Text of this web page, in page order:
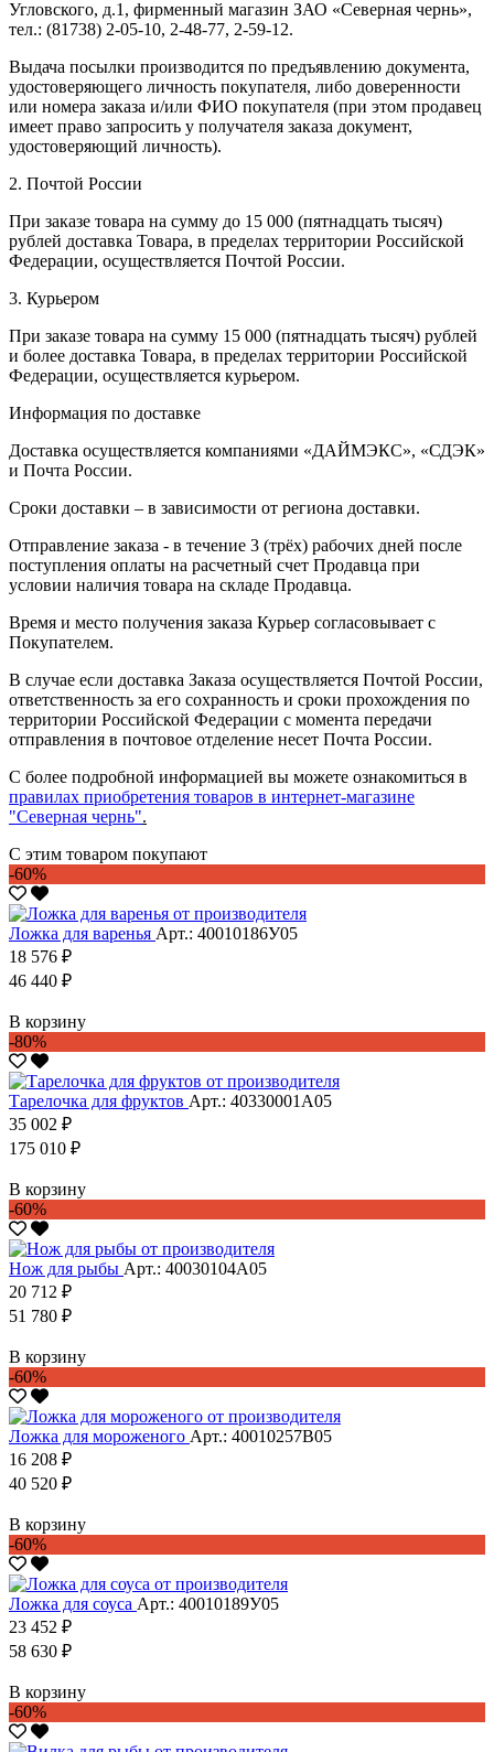
Угловского, д.1, фирменный магазин ЗАО «Северная чернь»,
тел.: (81738) 2-05-10, 2-48-77, 2-59-12.
Выдача посылки производится по предъявлению документа,
удостоверяющего личность покупателя, либо доверенности
или номера заказа и/или ФИО покупателя (при этом продавец
имеет право запросить у получателя заказа документ,
удостоверяющий личность).
2. Почтой России
При заказе товара на сумму до 15 000 (пятнадцать тысяч)
рублей доставка Товара, в пределах территории Российской
Федерации, осуществляется Почтой России.
3. Курьером
При заказе товара на сумму 15 000 (пятнадцать тысяч) рублей
и более доставка Товара, в пределах территории Российской
Федерации, осуществляется курьером.
Информация по доставке
Доставка осуществляется компаниями «ДАЙМЭКС», «СДЭК»
и Почта России.
Сроки доставки – в зависимости от региона доставки.
Отправление заказа - в течение 3 (трёх) рабочих дней после
поступления оплаты на расчетный счет Продавца при
условии наличия товара на складе Продавца.
Время и место получения заказа Курьер согласовывает с
Покупателем.
В случае если доставка Заказа осуществляется Почтой России,
ответственность за его сохранность и сроки прохождения по
территории Российской Федерации с момента передачи
отправления в почтовое отделение несет Почта России.
С более подробной информацией вы можете ознакомиться в
правилах приобретения товаров в интернет-магазине
"Северная чернь".
С этим товаром покупают
-60%
Ложка для варенья Арт.: 40010186У05
18 576 ₽
46 440 ₽
В корзину
-80%
Тарелочка для фруктов Арт.: 40330001А05
35 002 ₽
175 010 ₽
В корзину
-60%
Нож для рыбы Арт.: 40030104А05
20 712 ₽
51 780 ₽
В корзину
-60%
Ложка для мороженого Арт.: 40010257В05
16 208 ₽
40 520 ₽
В корзину
-60%
Ложка для соуса Арт.: 40010189У05
23 452 ₽
58 630 ₽
В корзину
-60%